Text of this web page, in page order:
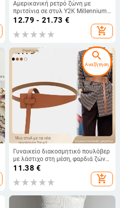
Αμερικανική ρετρό ζώνη με
πριτσίνια σε στυλ Y2K Millennium
για γυναίκες, σέξι στυλ, φαρδιά
ζώνη με σχέδιο ζώνης σε καφέ
χρώμα
12.79 - 21.73 €
add_shopping_cart
Γυναικείο διακοσμητικό πουλόβερ
με λάστιχο στη μέση, φαρδιά ζώνη,
εξωτερική ζώνη, παλτό, ασορτί
φόρεμα, ζώνη που ταιριάζει
απόλυτα, γυναικεία φαρδιά ζώνη
11.38 €
add_shopping_cart
search
Αναζήτηση